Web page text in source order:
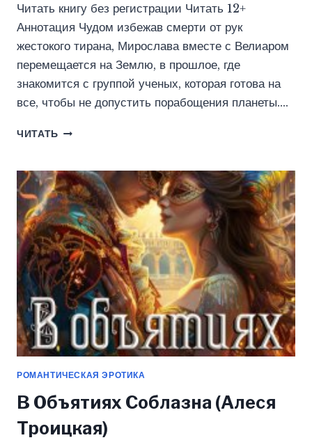
Читать книгу без регистрации Читать 12+
Аннотация Чудом избежав смерти от рук
жестокого тирана, Мирослава вместе с Велиаром
перемещается на Землю, в прошлое, где
знакомится с группой ученых, которая готова на
все, чтобы не допустить порабощения планеты….
ЧИТАТЬ НЕСЛОМЛЕННАЯ
РОМАНТИЧЕСКАЯ ЭРОТИКА
В Объятиях Соблазна (Алеся
Троицкая)